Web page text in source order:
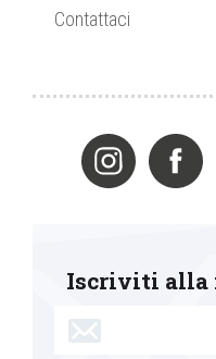
Contattaci
Iscriviti alla